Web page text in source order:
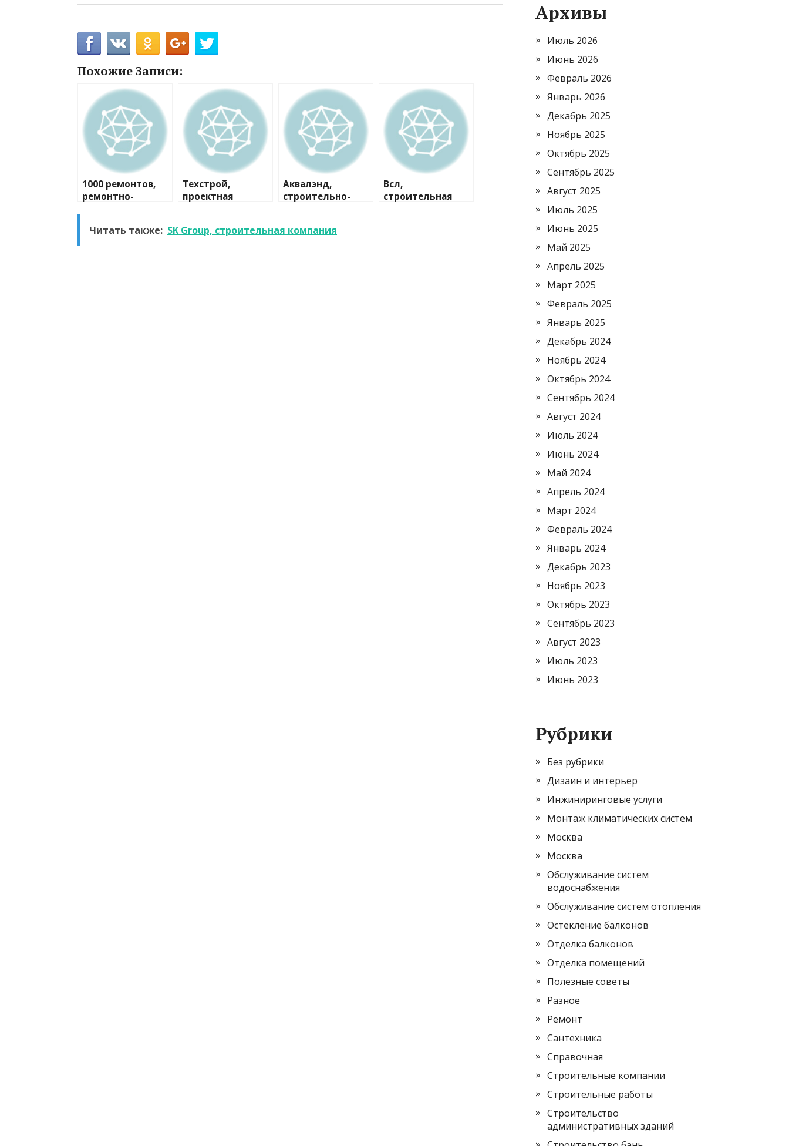
Похожие Записи:
1000 ремонтов,
ремонтно-
Техстрой,
проектная
Аквалэнд,
строительно-
Всл,
строительная
Читать также: SK Group, строительная компания
Архивы
Июль 2026
Июнь 2026
Февраль 2026
Январь 2026
Декабрь 2025
Ноябрь 2025
Октябрь 2025
Сентябрь 2025
Август 2025
Июль 2025
Июнь 2025
Май 2025
Апрель 2025
Март 2025
Февраль 2025
Январь 2025
Декабрь 2024
Ноябрь 2024
Октябрь 2024
Сентябрь 2024
Август 2024
Июль 2024
Июнь 2024
Май 2024
Апрель 2024
Март 2024
Февраль 2024
Январь 2024
Декабрь 2023
Ноябрь 2023
Октябрь 2023
Сентябрь 2023
Август 2023
Июль 2023
Июнь 2023
Рубрики
Без рубрики
Дизаин и интерьер
Инжиниринговые услуги
Монтаж климатических систем
Москва
Москва
Обслуживание систем
водоснабжения
Обслуживание систем отопления
Остекление балконов
Отделка балконов
Отделка помещений
Полезные советы
Разное
Ремонт
Сантехника
Справочная
Строительные компании
Строительные работы
Строительство
административных зданий